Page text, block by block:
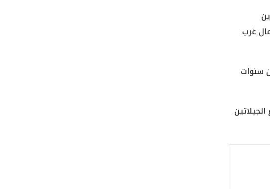
غرب
سنوات
سنويًّا، ويباع الجيلاتين